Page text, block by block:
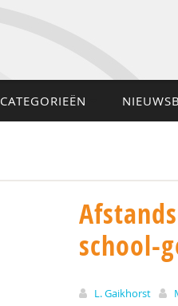
CATEGORIEËN
school-
L. Gaikhorst